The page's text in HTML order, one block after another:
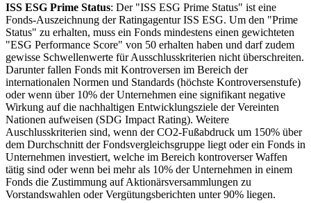
ISS ESG Prime Status: Der "ISS ESG Prime Status" ist eine
Fonds-Auszeichnung der Ratingagentur ISS ESG. Um den "Prime
Status" zu erhalten, muss ein Fonds mindestens einen gewichteten
"ESG Performance Score" von 50 erhalten haben und darf zudem
gewisse Schwellenwerte für Ausschlusskriterien nicht überschreiten.
Darunter fallen Fonds mit Kontroversen im Bereich der
internationalen Normen und Standards (höchste Kontroversenstufe)
oder wenn über 10% der Unternehmen eine signifikant negative
Wirkung auf die nachhaltigen Entwicklungsziele der Vereinten
Nationen aufweisen (SDG Impact Rating). Weitere
Auschlusskriterien sind, wenn der CO2-Fußabdruck um 150% über
dem Durchschnitt der Fondsvergleichsgruppe liegt oder ein Fonds in
Unternehmen investiert, welche im Bereich kontroverser Waffen
tätig sind oder wenn bei mehr als 10% der Unternehmen in einem
Fonds die Zustimmung auf Aktionärsversammlungen zu
Vorstandswahlen oder Vergütungsberichten unter 90% liegen.